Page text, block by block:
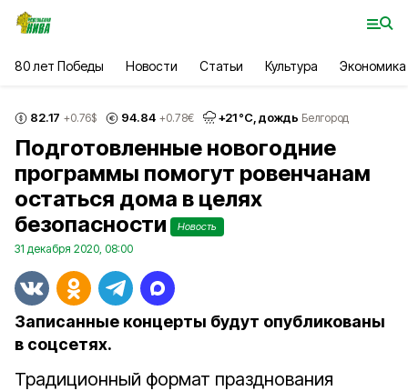
80 лет Победы Новости Статьи Культура Экономика
82.17 +0.76$ 94.84 +0.78€ +21°С, дождь Белгород
Подготовленные новогодние
программы помогут ровенчанам
остаться дома в целях
безопасности
Новость
31 декабря 2020, 08:00
Записанные концерты будут опубликованы
в соцсетях.
Традиционный формат празднования